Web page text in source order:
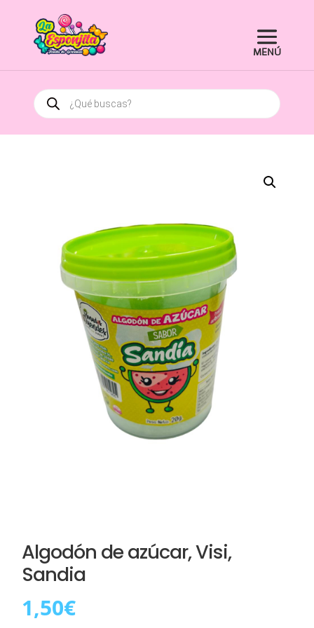
Búsqueda
de
productos
Algodón de azúcar, Visi,
Sandia
1,50€